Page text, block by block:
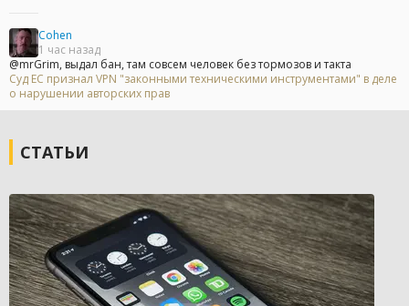
Cohen
1 час назад
@mrGrim, выдал бан, там совсем человек без тормозов и такта
Суд ЕС признал VPN "законными техническими инструментами" в деле
о нарушении авторских прав
СТАТЬИ